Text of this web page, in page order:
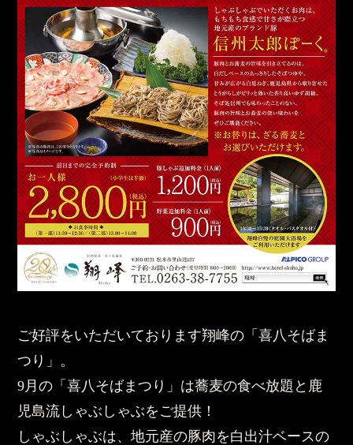
ご好評をいただいております翔峰の「喜八そばま
つり」。
9月の「喜八そばまつり」は蕎麦の食べ放題と鹿
児島流しゃぶしゃぶをご提供！
しゃぶしゃぶは、地元産の豚肉を白出汁ベースの